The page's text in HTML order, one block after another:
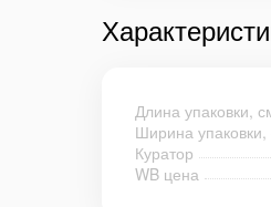
Длина упаковки,
Ширина упаковки,
Куратор
WB цена